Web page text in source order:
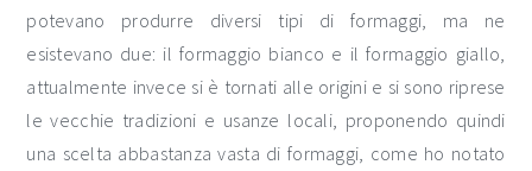
potevano produrre diversi tipi di formaggi, ma ne
esistevano due: il formaggio bianco e il formaggio giallo,
attualmente invece si è tornati alle origini e si sono riprese
le vecchie tradizioni e usanze locali, proponendo quindi
una scelta abbastanza vasta di formaggi, come ho notato